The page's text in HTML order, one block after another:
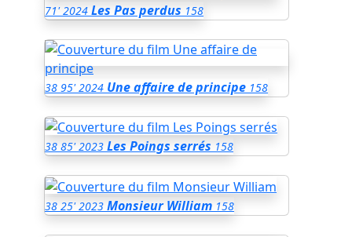
71' 2024 Les Pas perdus 158
38 95' 2024 Une affaire de principe 158
38 85' 2023 Les Poings serrés 158
38 25' 2023 Monsieur William 158